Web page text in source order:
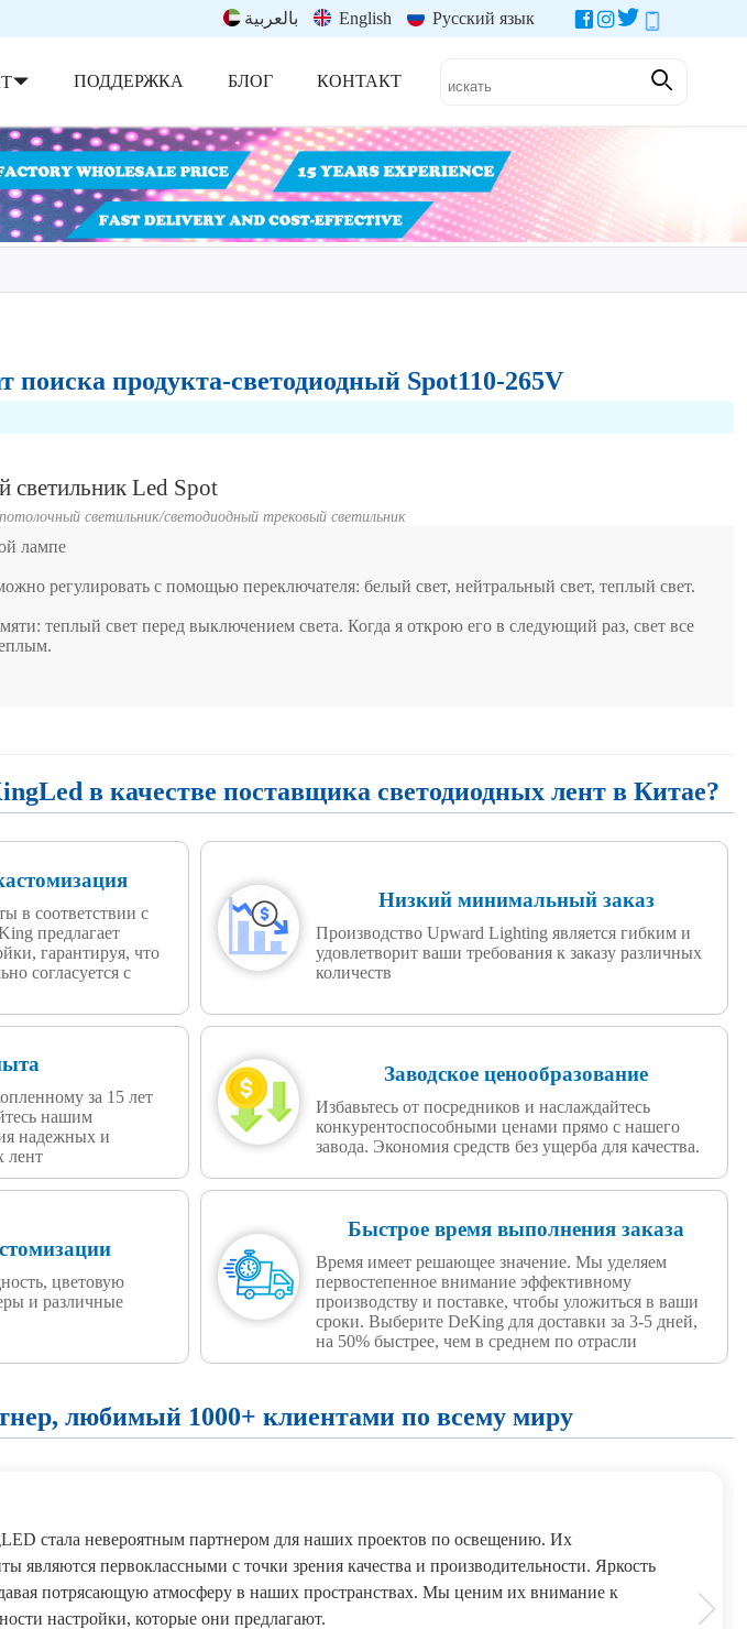
بالعربية English Русский язык
ПОДДЕРЖКА БЛОГ КОНТАКТ
поиска продукта-светодиодный Spot110-265V
светильник Led Spot
светильник/светодиодный трековый светильник
лампе
регулировать с помощью переключателя: белый свет, нейтральный свет, теплый свет.
теплый свет перед выключением света. Когда я открою его в следующий раз, свет все
в качестве поставщика светодиодных лент в Китае?
в соответствии с
предлагает
гарантируя, что
согласуется с
Низкий минимальный заказ
Производство Upward Lighting является гибким и
удовлетворит ваши требования к заказу различных
количеств
за 15 лет
нашим
надежных и
лент
Заводское ценообразование
Избавьтесь от посредников и наслаждайтесь
конкурентоспособными ценами прямо с нашего
завода. Экономия средств без ущерба для качества.
цветовую
и различные
Быстрое время выполнения заказа
Время имеет решающее значение. Мы уделяем
первостепенное внимание эффективному
производству и поставке, чтобы уложиться в ваши
сроки. Выберите DeKing для доставки за 3-5 дней,
на 50% быстрее, чем в среднем по отрасли
любимый 1000+ клиентами по всему миру
стала невероятным партнером для наших проектов по освещению. Их
являются первоклассными с точки зрения качества и производительности. Яркость
потрясающую атмосферу в наших пространствах. Мы ценим их внимание к
настройки, которые они предлагают.